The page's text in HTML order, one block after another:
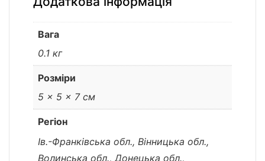
Вага
0.1 кг
Розміри
5 × 5 × 7 см
Регіон
Ів.-Франківська обл., Вінницька обл.,
Волинська обл., Донецька обл.,